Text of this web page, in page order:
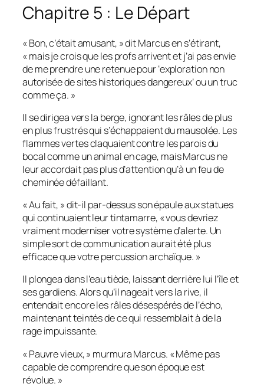
Chapitre 5 : Le Départ
« Bon, c’était amusant, » dit Marcus en s’étirant,
« mais je crois que les profs arrivent et j’ai pas envie
de me prendre une retenue pour ‘exploration non
autorisée de sites historiques dangereux’ ou un truc
comme ça. »
Il se dirigea vers la berge, ignorant les râles de plus
en plus frustrés qui s’échappaient du mausolée. Les
flammes vertes claquaient contre les parois du
bocal comme un animal en cage, mais Marcus ne
leur accordait pas plus d’attention qu’à un feu de
cheminée défaillant.
« Au fait, » dit-il par-dessus son épaule aux statues
qui continuaient leur tintamarre, « vous devriez
vraiment moderniser votre système d’alerte. Un
simple sort de communication aurait été plus
efficace que votre percussion archaïque. »
Il plongea dans l’eau tiède, laissant derrière lui l’île et
ses gardiens. Alors qu’il nageait vers la rive, il
entendait encore les râles désespérés de l’écho,
maintenant teintés de ce qui ressemblait à de la
rage impuissante.
« Pauvre vieux, » murmura Marcus. « Même pas
capable de comprendre que son époque est
révolue. »